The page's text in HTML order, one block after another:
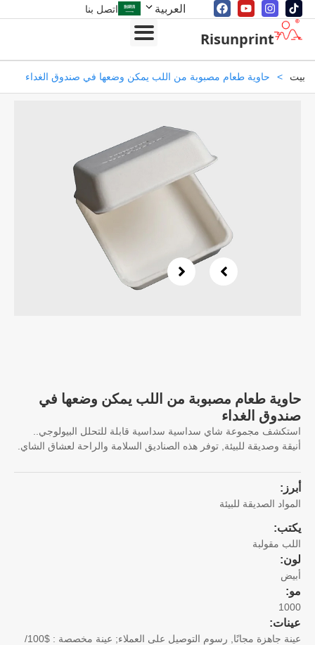
العربية اتصل بنا
Risunprint
> حاوية طعام مصبوبة من اللب يمكن وضعها في صندوق الغداء
طعام مصبوبة من اللب يمكن وضعها في
الغداء
مجموعة شاي سداسية سداسية قابلة للتحلل البيولوجي..
وصديقة للبيئة, توفر هذه الصناديق السلامة والراحة لعشاق الشاي.
الصديقة للبيئة
مقولبة
عينة جاهزة مجانًا, رسوم التوصيل على العملاء; عينة مخصصة : $100/